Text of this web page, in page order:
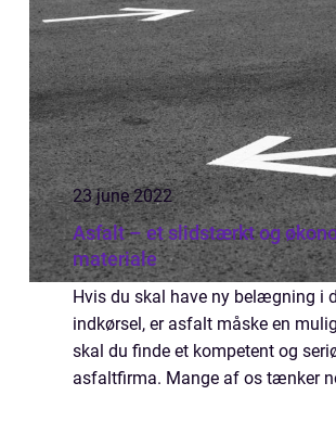
Du ...
23 june 2022
Asfalt – et slidstærkt og
materiale
Hvis du skal have ny belægning i
indkørsel, er asfalt måske en
skal du finde et kompetent og
asfaltfirma. Mange af os tænker